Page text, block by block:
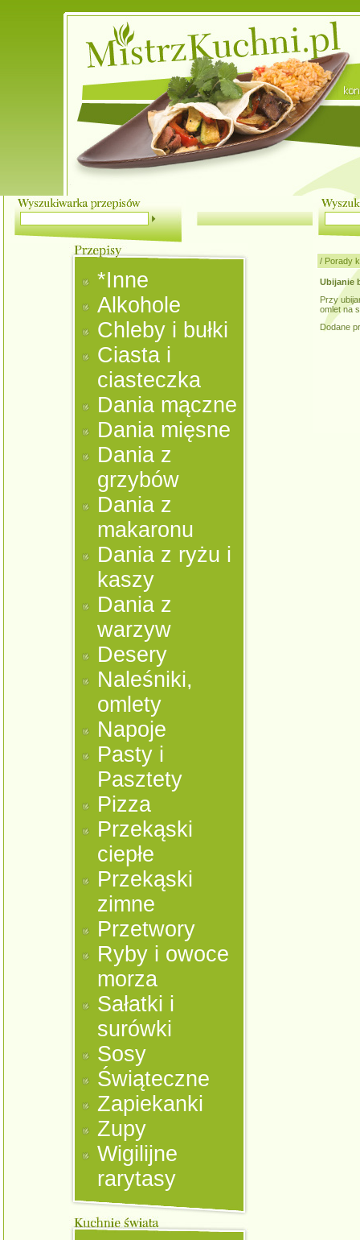
*Inne
Alkohole
Chleby i bułki
Ciasta i
ciasteczka
Dania mączne
Dania mięsne
Dania z
grzybów
Dania z
makaronu
Dania z ryżu i
kaszy
Dania z
warzyw
Desery
Naleśniki,
omlety
Napoje
Pasty i
Pasztety
Pizza
Przekąski
ciepłe
Przekąski
zimne
Przetwory
Ryby i owoce
morza
Sałatki i
surówki
Sosy
Świąteczne
Zapiekanki
Zupy
Wigilijne
rarytasy
/ Porady
Ubijanie
Przy
omlet na
Dodane